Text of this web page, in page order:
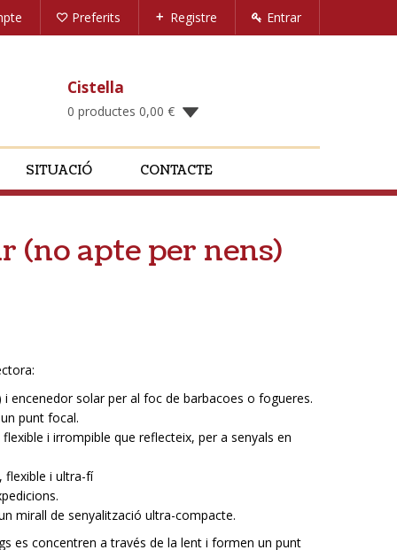
Preferits Registre Entrar
Cistella
0 productes 0,00 €
SITUACIÓ CONTACTE
(no apte per nens)
encenedor solar per al foc de barbacoes o fogueres.
punt focal.
i irrompible que reflecteix, per a senyals en
flexible i ultra-fí
mirall de senyalització ultra-compacte.
es concentren a través de la lent i formen un punt